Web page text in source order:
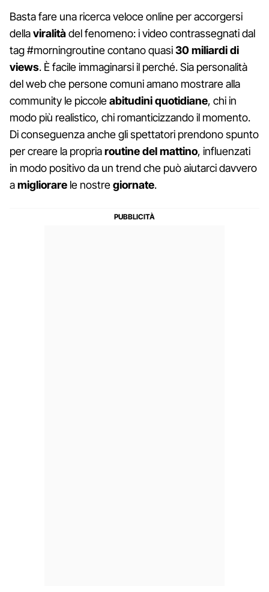
Basta fare una ricerca veloce online per accorgersi
dellaviralitàdel fenomeno: i video contrassegnati dal
tag #morningroutine contano quasi30 miliardi di
views. È facile immaginarsi il perché. Sia personalità
del web che persone comuni amano mostrare alla
community le piccoleabitudini quotidiane, chi in
modo più realistico, chi romanticizzando il momento.
Di conseguenza anche gli spettatori prendono spunto
per creare la propriaroutine del mattino, influenzati
in modo positivo da un trend che può aiutarci davvero
amigliorare le nostregiornate.